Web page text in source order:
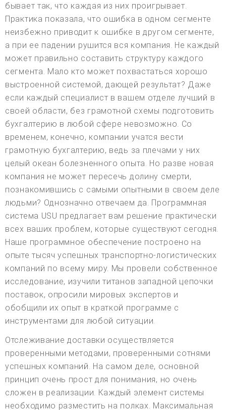
бывает так, что каждая из них проигрывает.
Практика показала, что ошибка в одном сегменте
неизбежно приводит к ошибке в другом сегменте,
а при ее падении рушится вся компания. Не каждый
может правильно составить структуру каждого
сегмента. Мало кто может похвастаться хорошо
выстроенной системой, дающей результат? Даже
если каждый специалист в вашем отделе лучший в
своей области, без грамотной схемы подготовить
бухгалтерию в любой сфере невозможно. Со
временем, конечно, компании учатся вести
грамотную бухгалтерию, ведь за плечами у них
целый океан болезненного опыта. Но разве новая
компания не может пересечь долину смерти,
познакомившись с самыми опытными в своем деле
людьми? Однозначно отвечаем да. Программная
система USU предлагает вам решение практически
всех ваших проблем, которые существуют сегодня.
Наше программное обеспечение построено на
опыте тысяч успешных транспортно-логистических
компаний по всему миру. Мы провели собственное
исследование, изучили титанов западной цепочки
поставок, опросили мировых экспертов и
обобщили их опыт в краткой программе с
инструментами для любой ситуации.
Отслеживание доставки осуществляется
проверенными методами, проверенными сотнями
успешных компаний. На самом деле, основной
принцип очень прост для понимания, но очень
сложен в реализации. Каждый элемент системы
необходимо разместить на полках. Максимальная